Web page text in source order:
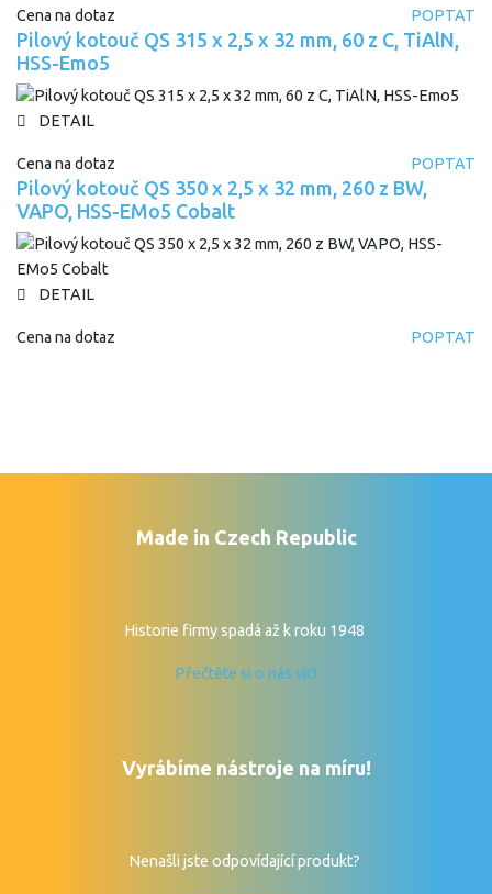
Cena na dotaz POPTAT
Pilový kotouč QS 315 x 2,5 x 32 mm, 60 z C, TiAlN,
HSS-Emo5
DETAIL
Cena na dotaz POPTAT
Pilový kotouč QS 350 x 2,5 x 32 mm, 260 z BW,
VAPO, HSS-EMo5 Cobalt
DETAIL
Cena na dotaz POPTAT
Made in Czech Republic
Historie firmy spadá až k roku 1948
Přečtěte si o nás víc!
Vyrábíme nástroje na míru!
Nenašli jste odpovídající produkt?